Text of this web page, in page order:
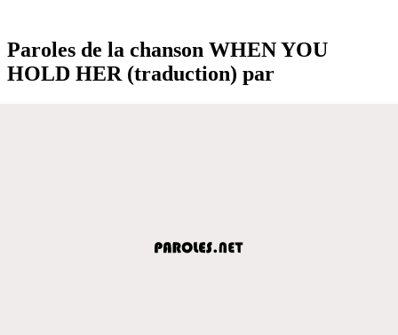
Paroles de la chanson WHEN YOU
HOLD HER (traduction) par